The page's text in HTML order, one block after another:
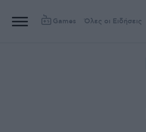
Games Όλες οι Ειδήσεις